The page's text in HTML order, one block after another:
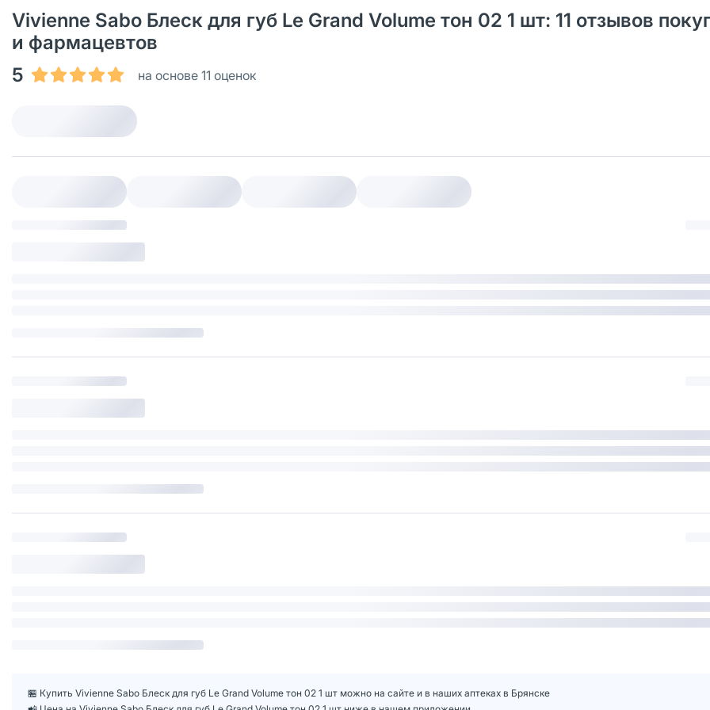
Vivienne Sabo Блеск для губ Le Grand Volume тон 02 1 шт: 11 отзывов
и фармацевтов
5
на основе 11 оценок
🏪 Купить Vivienne Sabo Блеск для губ Le Grand Volume тон 02 1 шт можно на сайте и в наших аптеках в Брянске